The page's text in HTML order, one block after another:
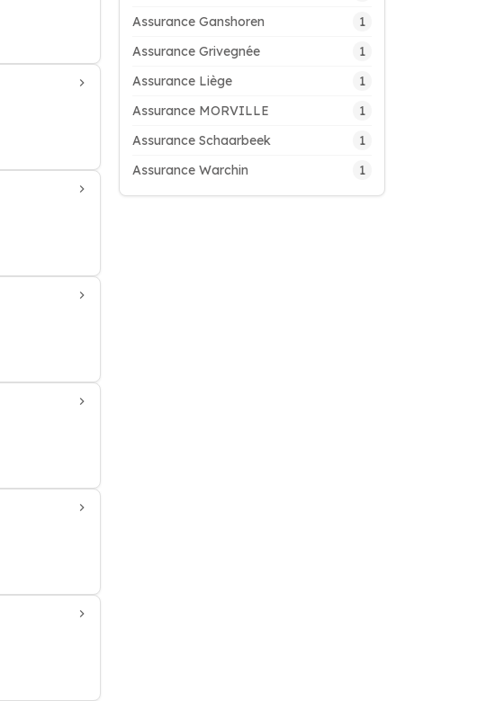
Assurance Ganshoren 1
Assurance Grivegnée 1
Assurance Liège 1
Assurance MORVILLE 1
Assurance Schaarbeek 1
Assurance Warchin 1